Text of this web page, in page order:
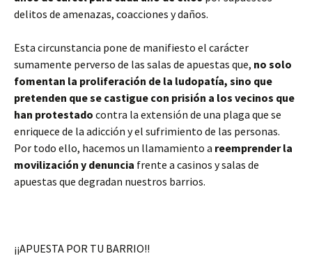
delitos de amenazas, coacciones y daños.
Esta circunstancia pone de manifiesto el carácter
sumamente perverso de las salas de apuestas que, no solo
fomentan la proliferación de la ludopatía, sino que
pretenden que se castigue con prisión a los vecinos que
han protestado contra la extensión de una plaga que se
enriquece de la adicción y el sufrimiento de las personas.
Por todo ello, hacemos un llamamiento a reemprender la
movilización y denuncia frente a casinos y salas de
apuestas que degradan nuestros barrios.
¡¡APUESTA POR TU BARRIO!!